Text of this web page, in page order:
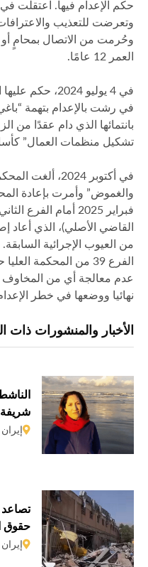
وتعرضت للتعذيب
وحُرمت من الاتصال بمحامٍ أو
العمر 12 عامًا.
في 4 يوليو
في رشت بالإعدام بتهمة
بانتمائها الذي دام عقدًا من
تشكيل منظمات العمال”
في أكتوبر 2024،
والغموض” وأمرت بإعادة
فبراير 2025 أمام
القاضي الأصلي)، الذي أعاد
الفرع 39 من المحكمة
عدم معالجة أي من المخاوف
نهائيا ووضعها في خطر
الأخبار والمنشورات ذات
حملة
إيران
حقوق
إيران